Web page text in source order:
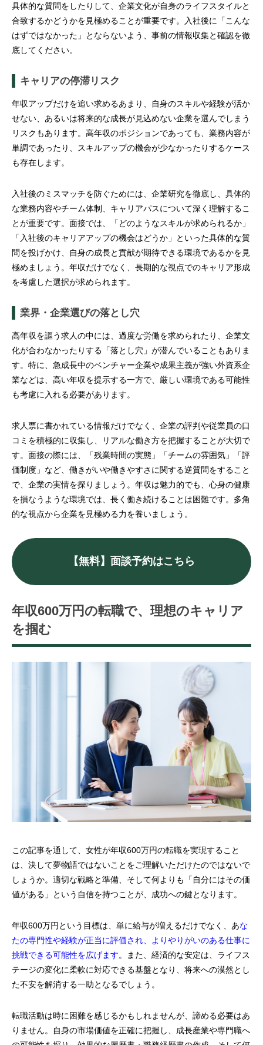
具体的な質問をしたりして、企業文化が自身のライフスタイルと
合致するかどうかを見極めることが重要です。入社後に「こんな
はずではなかった」とならないよう、事前の情報収集と確認を徹
底してください。
キャリアの停滞リスク
年収アップだけを追い求めるあまり、自身のスキルや経験が活か
せない、あるいは将来的な成長が見込めない企業を選んでしまう
リスクもあります。高年収のポジションであっても、業務内容が
単調であったり、スキルアップの機会が少なかったりするケース
も存在します。
入社後のミスマッチを防ぐためには、企業研究を徹底し、具体的
な業務内容やチーム体制、キャリアパスについて深く理解するこ
とが重要です。面接では、「どのようなスキルが求められるか」
「入社後のキャリアアップの機会はどうか」といった具体的な質
問を投げかけ、自身の成長と貢献が期待できる環境であるかを見
極めましょう。年収だけでなく、長期的な視点でのキャリア形成
を考慮した選択が求められます。
業界・企業選びの落とし穴
高年収を謳う求人の中には、過度な労働を求められたり、企業文
化が合わなかったりする「落とし穴」が潜んでいることもありま
す。特に、急成長中のベンチャー企業や成果主義が強い外資系企
業などは、高い年収を提示する一方で、厳しい環境である可能性
も考慮に入れる必要があります。
求人票に書かれている情報だけでなく、企業の評判や従業員の口
コミを積極的に収集し、リアルな働き方を把握することが大切で
す。面接の際には、「残業時間の実態」「チームの雰囲気」「評
価制度」など、働きがいや働きやすさに関する逆質問をすること
で、企業の実情を探りましょう。年収は魅力的でも、心身の健康
を損なうような環境では、長く働き続けることは困難です。多角
的な視点から企業を見極める力を養いましょう。
【無料】面談予約はこちら
年収600万円の転職で、理想のキャリア
を掴む
この記事を通して、女性が年収600万円の転職を実現すること
は、決して夢物語ではないことをご理解いただけたのではないで
しょうか。適切な戦略と準備、そして何よりも「自分にはその価
値がある」という自信を持つことが、成功への鍵となります。
年収600万円という目標は、単に給与が増えるだけでなく、あな
たの専門性や経験が正当に評価され、よりやりがいのある仕事に
挑戦できる可能性を広げます。また、経済的な安定は、ライフス
テージの変化に柔軟に対応できる基盤となり、将来への漠然とし
た不安を解消する一助となるでしょう。
転職活動は時に困難を感じるかもしれませんが、諦める必要はあ
りません。自身の市場価値を正確に把握し、成長産業や専門職へ